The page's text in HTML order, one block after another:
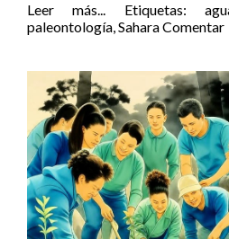
Leer más...
Etiquetas:
paleontología,SaharaComentar